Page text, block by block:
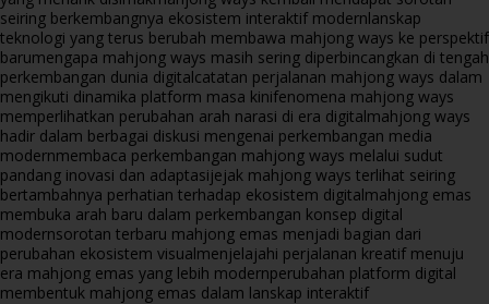
seiring berkembangnya ekosistem interaktif modernlanskap
teknologi yang terus berubah membawa mahjong ways ke perspektif
barumengapa mahjong ways masih sering diperbincangkan di tengah
perkembangan dunia digitalcatatan perjalanan mahjong ways dalam
mengikuti dinamika platform masa kinifenomena mahjong ways
memperlihatkan perubahan arah narasi di era digitalmahjong ways
hadir dalam berbagai diskusi mengenai perkembangan media
modernmembaca perkembangan mahjong ways melalui sudut
pandang inovasi dan adaptasijejak mahjong ways terlihat seiring
bertambahnya perhatian terhadap ekosistem digitalmahjong emas
membuka arah baru dalam perkembangan konsep digital
modernsorotan terbaru mahjong emas menjadi bagian dari
perubahan ekosistem visualmenjelajahi perjalanan kreatif menuju
era mahjong emas yang lebih modernperubahan platform digital
membentuk mahjong emas dalam lanskap interaktif